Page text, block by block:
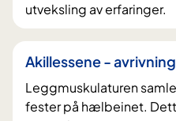
utveksling av erfaringer.
Akillessene -
Leggmuskulaturen
fester på hælbeinet.